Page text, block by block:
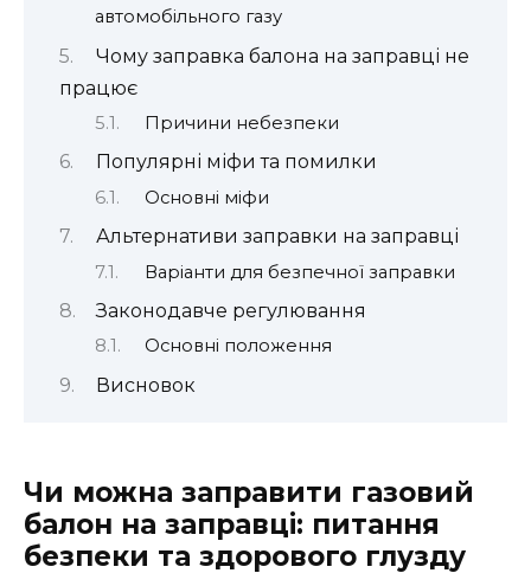
автомобільного газу
Чому заправка балона на заправці не
працює
Причини небезпеки
Популярні міфи та помилки
Основні міфи
Альтернативи заправки на заправці
Варіанти для безпечної заправки
Законодавче регулювання
Основні положення
Висновок
Чи можна заправити газовий
балон на заправці: питання
безпеки та здорового глузду